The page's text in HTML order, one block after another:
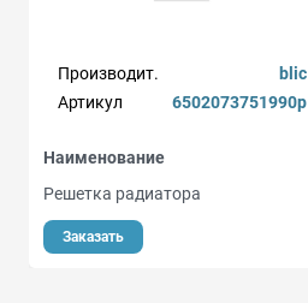
Производит.
blic
Артикул
6502073751990p
Наименование
Решетка радиатора
Заказать